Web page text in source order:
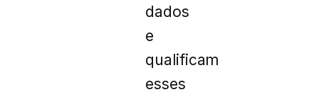
dados
e
qualificam
esses